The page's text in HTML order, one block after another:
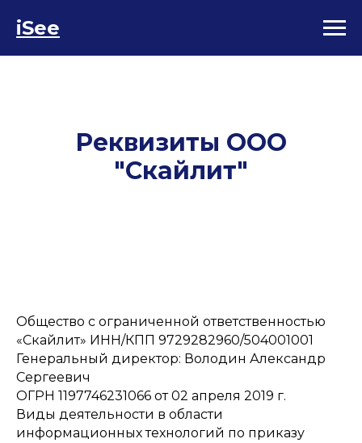
iSee
Реквизиты ООО
"Скайлит"
Общество с ограниченной ответственностью
«Скайлит» ИНН/КПП 9729282960/504001001
Генеральный директор: Володин Александр
Сергеевич
ОГРН 1197746231066 от 02 апреля 2019 г.
Виды деятельности в области
информационных технологий по приказу